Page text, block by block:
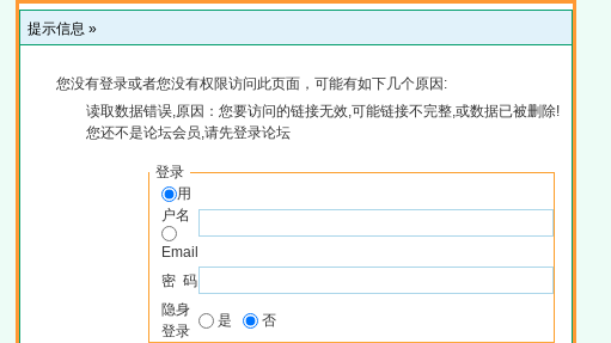
提示信息 »
您没有登录或者您没有权限访问此页面，可能有如下几个原因:
读取数据错误,原因：您要访问的链接无效,可能链接不完整,或数据已被删除!
您还不是论坛会员,请先登录论坛
登录
用
户名
Email
密 码
隐身
登录
是 否